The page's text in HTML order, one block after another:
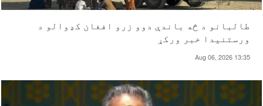
طالبانو د څه باندې دوو زرو افغان کډوالو د
ورستنیدا خبر ورکړ
Aug 06, 2026 13:35